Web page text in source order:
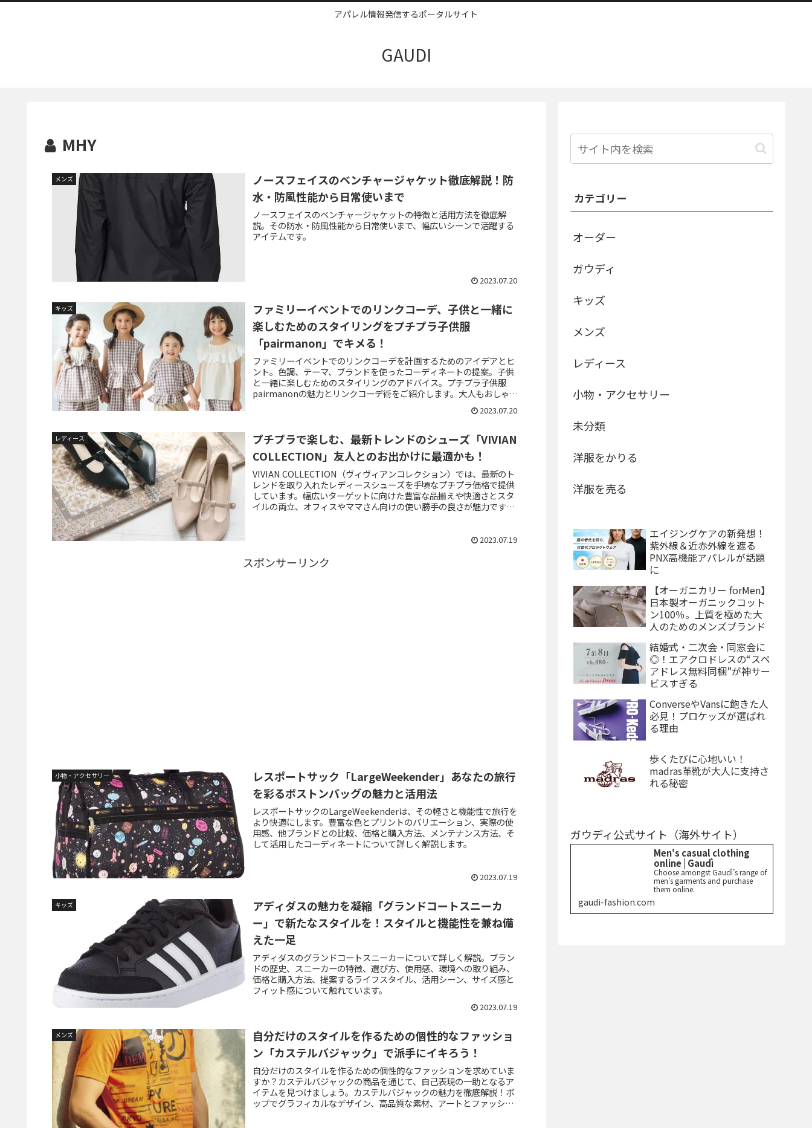
アパレル情報発信するポータルサイト
GAUDI
MHY
メンズ
ノースフェイスのベンチャージャケット徹底解説！防
水・防風性能から日常使いまで
ノースフェイスのベンチャージャケットの特徴と活用方法を徹底解
説。その防水・防風性能から日常使いまで、幅広いシーンで活躍する
アイテムです。
2023.07.20
キッズ
ファミリーイベントでのリンクコーデ、子供と一緒に
楽しむためのスタイリングをプチプラ子供服
「pairmanon」でキメる！
ファミリーイベントでのリンクコーデを計画するためのアイデアとヒ
ント。色調、テーマ、ブランドを使ったコーディネートの提案。子供
と一緒に楽しむためのスタイリングのアドバイス。プチプラ子供服
pairmanonの魅力とリンクコーデ術をご紹介します。大人もおしゃれ
揃いのコーディネートも楽しめます。SNSでの情報発信も盛んなの
な情報をお伝えします。
2023.07.20
レディース
プチプラで楽しむ、最新トレンドのシューズ「VIVIAN
COLLECTION」友人とのお出かけに最適かも！
VIVIAN COLLECTION（ヴィヴィアンコレクション）では、最新のト
レンドを取り入れたレディースシューズを手頃なプチプラ価格で提供
しています。幅広いターゲットに向けた豊富な品揃えや快適さとスタ
イルの両立、オフィスやママさん向けの使い勝手の良さが魅力です。
2023.07.19
スポンサーリンク
小物・アクセサリー
レスポートサック「LargeWeekender」あなたの旅行
を彩るボストンバッグの魅力と活用法
レスポートサックのLargeWeekenderは、その軽さと機能性で旅行を
より快適にします。豊富な色とプリントのバリエーション、実際の使
用感、他ブランドとの比較、価格と購入方法、メンテナンス方法、そ
して活用したコーディネートについて詳しく解説します。
2023.07.19
キッズ
アディダスの魅力を凝縮「グランドコートスニーカ
ー」で新たなスタイルを！スタイルと機能性を兼ね備
えた一足
アディダスのグランドコートスニーカーについて詳しく解説。ブラン
ドの歴史、スニーカーの特徴、選び方、使用感、環境への取り組み、
価格と購入方法、提案するライフスタイル、活用シーン、サイズ感と
フィット感について触れています。
2023.07.19
メンズ
自分だけのスタイルを作るための個性的なファッショ
ン「カステルバジャック」で派手にイキろう！
自分だけのスタイルを作るための個性的なファッションを求めていま
すか？カステルバジャックの商品を通じて、自己表現の一助となるア
イテムを見つけましょう。カステルバジャックの魅力を徹底解説！ポ
ップでグラフィカルなデザイン、高品質な素材、アートとファッショ
カテゴリー
オーダー
ガウディ
キッズ
メンズ
レディース
小物・アクセサリー
未分類
洋服をかりる
洋服を売る
エイジングケアの新発想！
紫外線＆近赤外線を遮る
PNX高機能アパレルが話題
に
【オーガニカリー forMen】
日本製オーガニックコット
ン100％。上質を極めた大
人のためのメンズブランド
結婚式・二次会・同窓会に
◎！エアクロドレスの“スペ
アドレス無料同梱”が神サー
ビスすぎる
ConverseやVansに飽きた人
必見！プロケッズが選ばれ
る理由
歩くたびに心地いい！
madras革靴が大人に支持さ
れる秘密
ガウディ公式サイト（海外サイト）
Men's casual clothing
online | Gaudì
Choose amongst Gaudì’s range of
men's garments and purchase
them online.
gaudi-fashion.com